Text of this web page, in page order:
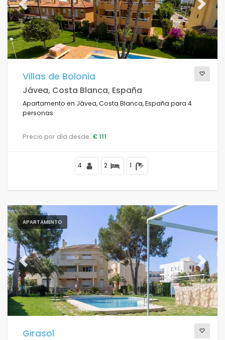
Previous Next
Villas de Bolonia
Jávea, Costa Blanca, España
Apartamento en Jávea, Costa Blanca, España para 4
personas
Precio por día desde: € 111
4 2 1
APARTAMENTO
Previous Next
Girasol